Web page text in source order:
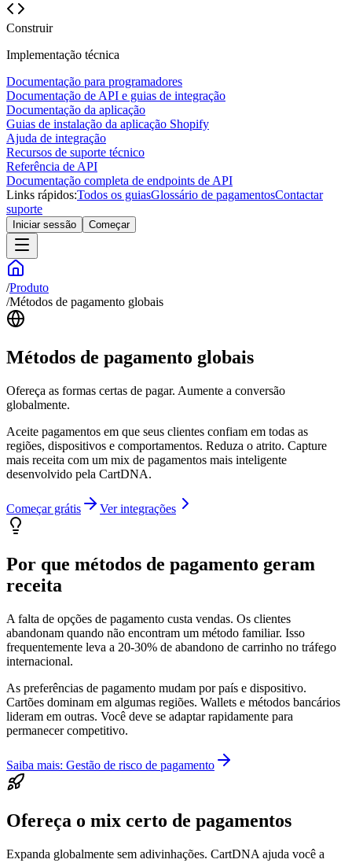
Construir
Implementação técnica
Documentação para programadores
Documentação de API e guias de integração
Documentação da aplicação
Guias de instalação da aplicação Shopify
Ajuda de integração
Recursos de suporte técnico
Referência de API
Documentação completa de endpoints de API
Links rápidos:Todos os guiasGlossário de pagamentosContactar
suporte
Iniciar sessão Começar
/Produto
/Métodos de pagamento globais
Métodos de pagamento globais
Ofereça as formas certas de pagar. Aumente a conversão
globalmente.
Aceite pagamentos em que seus clientes confiam em todas as
regiões, dispositivos e comportamentos. Reduza o atrito. Capture
mais receita com um mix de pagamentos mais inteligente
desenvolvido pela CartDNA.
Começar grátis Ver integrações
Por que métodos de pagamento geram
receita
A falta de opções de pagamento custa vendas. Os clientes
abandonam quando não encontram um método familiar. Isso
frequentemente leva a 20-30% de abandono de carrinho no tráfego
internacional.
As preferências de pagamento mudam por país e dispositivo.
Cartões dominam em algumas regiões. Wallets e métodos bancários
lideram em outras. Você deve se adaptar rapidamente para
permanecer competitivo.
Saiba mais: Gestão de risco de pagamento
Ofereça o mix certo de pagamentos
Expanda globalmente sem adivinhações. CartDNA ajuda você a